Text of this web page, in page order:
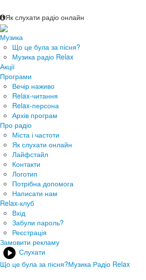
Як слухати радіо онлайн
Музика
Що це була за пісня?
Музика радіо Relax
Акції
Програми
Вечір наживо
Relax-читання
Relax-персона
Архів програм
Про радіо
Міста і частоти
Як слухати онлайн
Лайфстайл
Контакти
Логотип
Потрібна допомога
Написати нам
Relax-клуб
Вхід
Забули пароль?
Реєстрація
Замовити рекламу
Слухати
Що це була за пісня?Музика Радіо Relax